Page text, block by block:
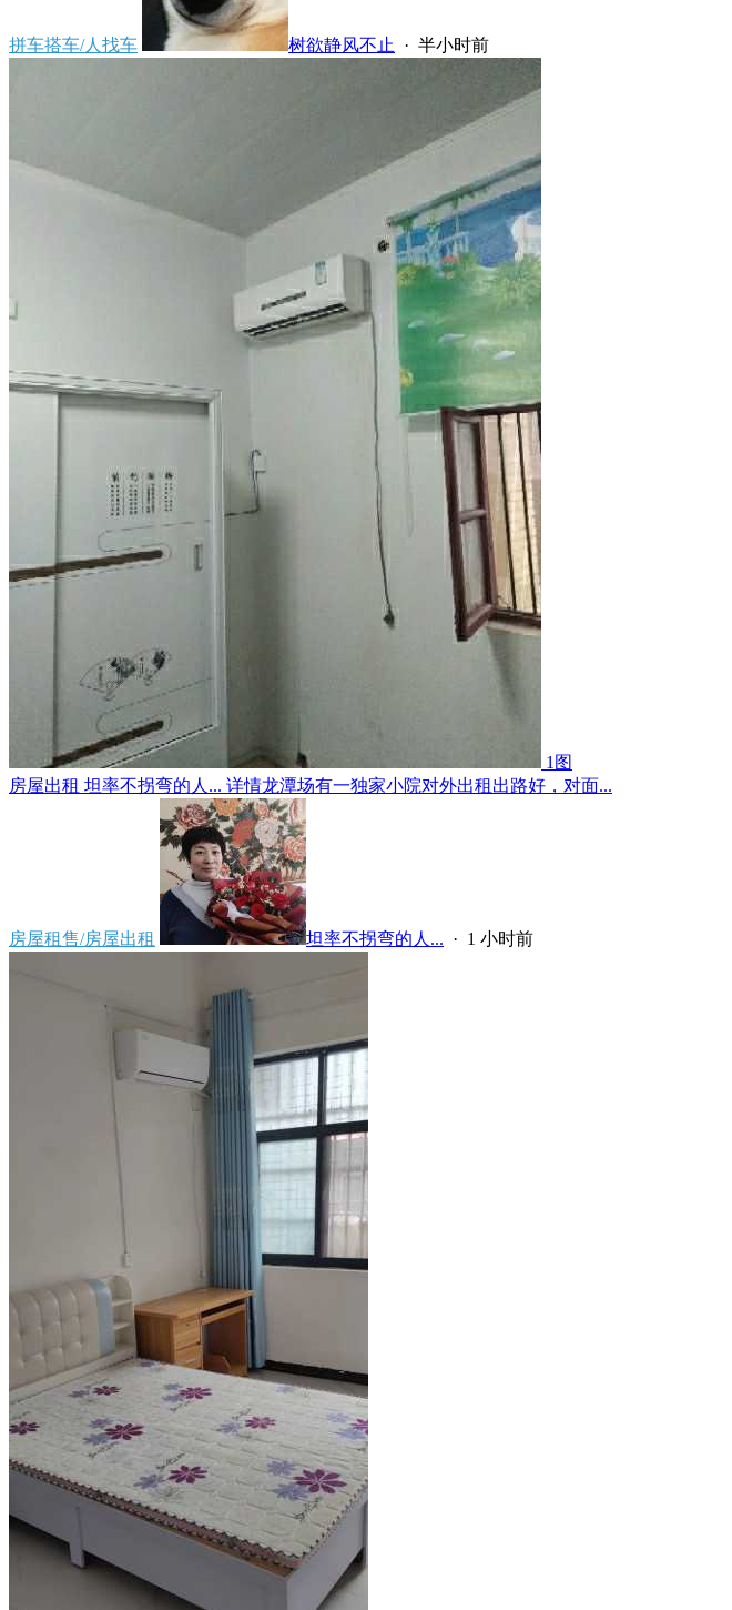
拼车搭车/人找车 树欲静风不止 · 半小时前
1图
房屋出租 坦率不拐弯的人... 详情龙潭场有一独家小院对外出租出路好，对面...
房屋租售/房屋出租 坦率不拐弯的人... · 1 小时前